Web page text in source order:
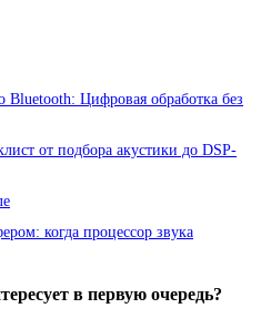
Bluetooth: Цифровая обработка без
от подбора акустики до DSP-
когда процессор звука
в первую очередь?